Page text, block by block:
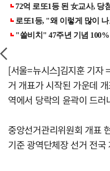
[서울=뉴시스]김지훈 기자
거 개표가 시작된 가운데
역에서 당락의 윤곽이 드러
중앙선거관리위원회 개표
기준 광역단체장 선거 전